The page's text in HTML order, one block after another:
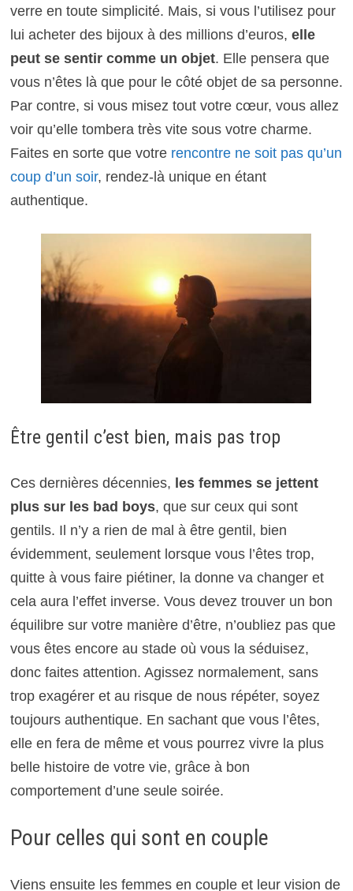
verre en toute simplicité. Mais, si vous l’utilisez pour
lui acheter des bijoux à des millions d’euros, elle
peut se sentir comme un objet. Elle pensera que
vous n’êtes là que pour le côté objet de sa personne.
Par contre, si vous misez tout votre cœur, vous allez
voir qu’elle tombera très vite sous votre charme.
Faites en sorte que votre rencontre ne soit pas qu’un
coup d’un soir, rendez-là unique en étant
authentique.
Être gentil c’est bien, mais pas trop
Ces dernières décennies, les femmes se jettent
plus sur les bad boys, que sur ceux qui sont
gentils. Il n’y a rien de mal à être gentil, bien
évidemment, seulement lorsque vous l’êtes trop,
quitte à vous faire piétiner, la donne va changer et
cela aura l’effet inverse. Vous devez trouver un bon
équilibre sur votre manière d’être, n’oubliez pas que
vous êtes encore au stade où vous la séduisez,
donc faites attention. Agissez normalement, sans
trop exagérer et au risque de nous répéter, soyez
toujours authentique. En sachant que vous l’êtes,
elle en fera de même et vous pourrez vivre la plus
belle histoire de votre vie, grâce à bon
comportement d’une seule soirée.
Pour celles qui sont en couple
Viens ensuite les femmes en couple et leur vision de